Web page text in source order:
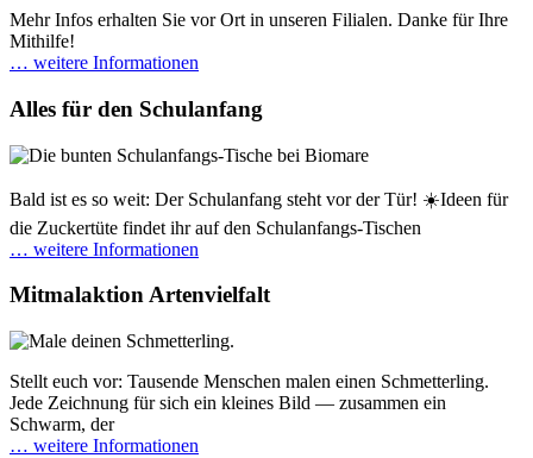
Mehr Infos erhalten Sie vor Ort in unseren Filialen. Danke für Ihre
Mithilfe!
… weitere Informationen
Alles für den Schulanfang
Bald ist es so weit: Der Schulanfang steht vor der Tür! ☀️Ideen für
die Zuckertüte findet ihr auf den Schulanfangs-Tischen
… weitere Informationen
Mitmalaktion Artenvielfalt
Stellt euch vor: Tausende Menschen malen einen Schmetterling.
Jede Zeichnung für sich ein kleines Bild — zusammen ein
Schwarm, der
… weitere Informationen